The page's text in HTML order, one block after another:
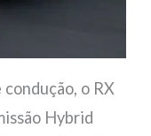
o RX
Hybrid